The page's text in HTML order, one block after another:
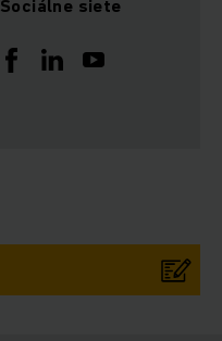
Sociálne siete